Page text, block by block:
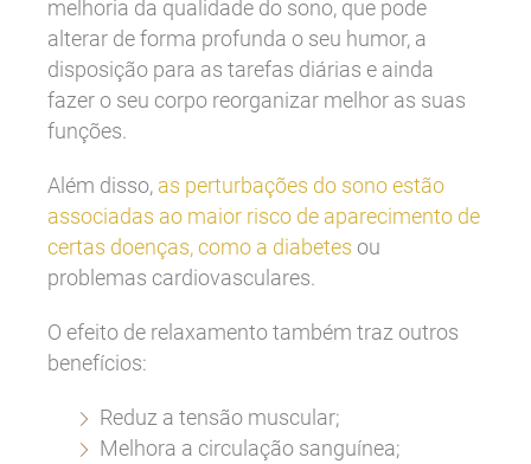
melhoria da qualidade do sono, que pode
alterar de forma profunda o seu humor, a
disposição para as tarefas diárias e ainda
fazer o seu corpo reorganizar melhor as suas
funções.
Além disso, as perturbações do sono estão
associadas ao maior risco de aparecimento de
certas doenças, como a diabetes ou
problemas cardiovasculares.
O efeito de relaxamento também traz outros
benefícios:
Reduz a tensão muscular;
Melhora a circulação sanguínea;